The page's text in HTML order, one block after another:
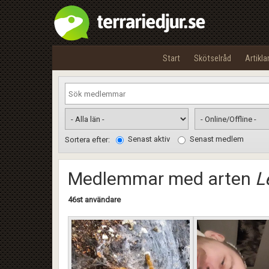
Start Skötselråd Artiklar
Sortera efter: Senast aktiv Senast medlem
Medlemmar med arten
46st användare